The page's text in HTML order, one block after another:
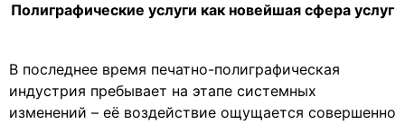
Полиграфические услуги как новейшая сфера услуг
В последнее время печатно-полиграфическая
индустрия пребывает на этапе системных
изменений – её воздействие ощущается совершенно